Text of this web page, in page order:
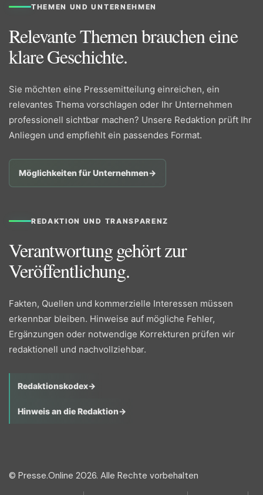
THEMEN UND UNTERNEHMEN
Relevante Themen brauchen eine
klare Geschichte.
Sie möchten eine Pressemitteilung einreichen, ein
relevantes Thema vorschlagen oder Ihr Unternehmen
professionell sichtbar machen? Unsere Redaktion prüft Ihr
Anliegen und empfiehlt ein passendes Format.
Möglichkeiten für Unternehmen→
REDAKTION UND TRANSPARENZ
Verantwortung gehört zur
Veröffentlichung.
Fakten, Quellen und kommerzielle Interessen müssen
erkennbar bleiben. Hinweise auf mögliche Fehler,
Ergänzungen oder notwendige Korrekturen prüfen wir
redaktionell und nachvollziehbar.
Redaktionskodex→
Hinweis an die Redaktion→
© Presse.Online 2026. Alle Rechte vorbehalten